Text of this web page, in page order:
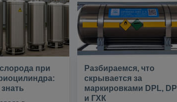
при
Разбираемся, что
скрывается за
маркировками DPL,
и ГХК